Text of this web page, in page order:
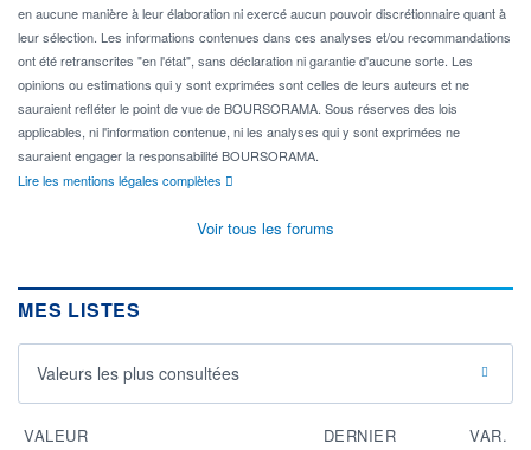
en aucune manière à leur élaboration ni exercé aucun pouvoir discrétionnaire quant à
leur sélection. Les informations contenues dans ces analyses et/ou recommandations
ont été retranscrites "en l'état", sans déclaration ni garantie d'aucune sorte. Les
opinions ou estimations qui y sont exprimées sont celles de leurs auteurs et ne
sauraient refléter le point de vue de BOURSORAMA. Sous réserves des lois
applicables, ni l'information contenue, ni les analyses qui y sont exprimées ne
sauraient engager la responsabilité BOURSORAMA.
Lire les mentions légales complètes
Voir tous les forums
MES LISTES
Valeurs les plus consultées
VALEUR DERNIER VAR.